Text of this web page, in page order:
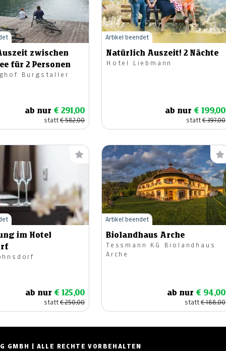
zwischen
für 2 Personen
Burgstaller
ab nur € 291,00
statt€ 582,00
Natürlich Auszeit! 2 Nächte
Hotel Liebmann
ab nur € 199,00
statt€ 397,00
Artikel beendet
im Hotel
ab nur € 125,00
statt€ 250,00
Biolandhaus Arche
Tessmann KG Biolandhaus
Arche
ab nur € 94,00
statt€ 188,00
Artikel beendet
| ALLE RECHTE VORBEHALTEN